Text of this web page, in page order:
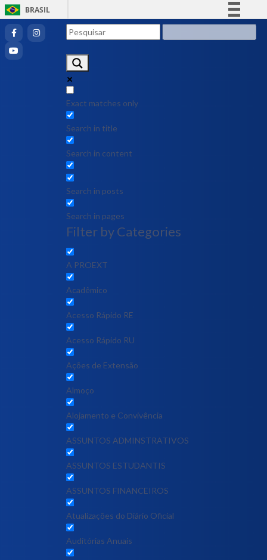
BRASIL
Exact matches only
Search in title
Search in content
Search in posts
Search in pages
Filter by Categories
A PROEXT
Acadêmico
Acesso Rápido RE
Acesso Rápido RU
Ações de Extensão
Almoço
Alojamento e Convivência
ASSUNTOS ADMINSTRATIVOS
ASSUNTOS ESTUDANTIS
ASSUNTOS FINANCEIROS
Atualizações do Diário Oficial
Auditórias Anuais